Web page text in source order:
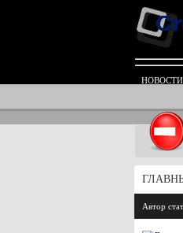
НОВОСТИ
Автор